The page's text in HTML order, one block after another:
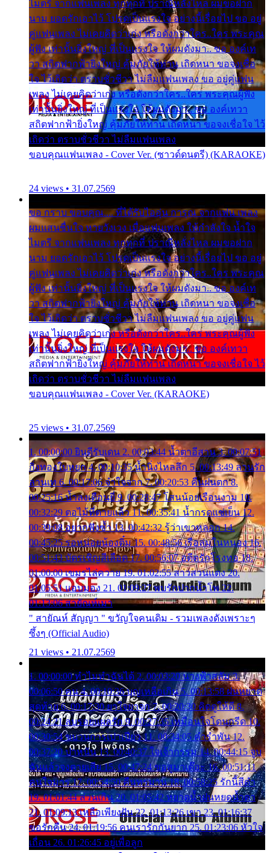
ไมตรี จากแฟนเพลง ทุกทุกที่ ปราณีหลั่งไหล ผมขอฝาก
นาม ยอดรักเอาไว้ โปรดเป็นแรงใจ อย่างนี้เรื่อยไป ขอ อยู่
คู่แฟนเพลง ไม่เคยคิดว่าเก่ง หรือดังกว่าใคร..ใคร พระคุณ
ผู้ฟัง เท่านั้นยิ่งใหญ่ ที่เป็นแรงใจ ให้ผมดังมา.. ขอ องค์เท
วา สถิตฟากฟ้ายิ่งใหญ่ คุ้มภัยให้ท่าน เถิดหนา ขอจงเชื่อ
ใจ ไว้เถิดว่า ตราบชั่วชีวา ไม่ลืมแฟนเพลง ขอ อยู่คู่แฟน
เพลง ไม่เคยคิดว่าเก่ง หรือดังกว่าใคร..ใคร พระคุณผู้ฟัง
เท่านั้นยิ่งใหญ่ ที่เป็นแรงใจ ให้ผมดังมา.. ขอ องค์เทวา
สถิตฟากฟ้ายิ่งใหญ่ คุ้มภัยให้ท่าน เถิดหนา ขอจงเชื่อใจ ไว้
เถิดว่า ตราบชั่วชีวา ไม่ลืมแฟนเพลง
ขอบคุณแฟนเพลง - Cover Ver. (ซาวด์ดนตรี) (KARAOKE)
24 views • 31.07.2569
ขอ กราบ ขอบคุณ.... ที่ได้รับไออุ่น การุณ จากแฟน เพลง
ผมแสนชื่นใจ หายวังเวง เมื่อแฟนเพลง ให้กำลังใจ น้ำใจ
ไมตรี จากแฟนเพลง ทุกทุกที่ ปราณีหลั่งไหล ผมขอฝาก
นาม ยอดรักเอาไว้ โปรดเป็นแรงใจ อย่างนี้เรื่อยไป ขอ อยู่
คู่แฟนเพลง ไม่เคยคิดว่าเก่ง หรือดังกว่าใคร..ใคร พระคุณ
ผู้ฟัง เท่านั้นยิ่งใหญ่ ที่เป็นแรงใจ ให้ผมดังมา.. ขอ องค์เท
วา สถิตฟากฟ้ายิ่งใหญ่ คุ้มภัยให้ท่าน เถิดหนา ขอจงเชื่อ
ใจ ไว้เถิดว่า ตราบชั่วชีวา ไม่ลืมแฟนเพลง ขอ อยู่คู่แฟน
เพลง ไม่เคยคิดว่าเก่ง หรือดังกว่าใคร..ใคร พระคุณผู้ฟัง
เท่านั้นยิ่งใหญ่ ที่เป็นแรงใจ ให้ผมดังมา.. ขอ องค์เทวา
สถิตฟากฟ้ายิ่งใหญ่ คุ้มภัยให้ท่าน เถิดหนา ขอจงเชื่อใจ ไว้
เถิดว่า ตราบชั่วชีวา ไม่ลืมแฟนเพลง
ขอบคุณแฟนเพลง - Cover Ver. (KARAOKE)
25 views • 31.07.2569
1. 00:00:00 ยินดีรับเดน 2. 00:03:44 น้ำตาอีสาน 3. 00:07:51
กิ่งทองใบหยก 4. 00:10:35 น้ำนิ่งไหลลึก 5. 00:13:49 ลานรัก
ลานเท 6. 00:17:06 จำใจจาก 7. 00:20:53 คืนฝนตก 8.
00:25:16 น้ำลงเดือนยี่ 9. 00:28:47 โสนน้อยเรือนงาม 10.
00:32:29 ตอไม้ที่ตายแล้ว 11. 00:35:41 น้ำกรดแช่เย็น 12.
00:39:08 อยากฟังซ้ำ 13. 00:42:32 รู้ว่าเขาหลอก 14.
00:45:25 รอหน่อยน้องติ๋ม 15. 00:48:56 เรือล่มในหนอง 16.
00:51:43 บัตรเชิญสีเลือด 17. 00:56:07 อดีตรักโรงทอ 18.
01:00:00 เขมรไล่ควาย 19. 01:02:55 สาวสวนแตง 20.
01:05:51 แอบมอง 21. 01:09:27 พบรักปากน้ำโพ 22.
01:13:06 สายัณห์เมา
" สายัณห์ สัญญา " ขวัญใจคนเดิม - รวมเพลงดังเพราะๆ
ซึ้งๆ (Official Audio)
21 views • 21.07.2569
1. 00:00:00 ทำไมทำฉันได้ 2. 00:03:20 นางฟ้าสลัม 3.
00:06:50 คน 4. 00:10:36 บุญเหลือเกิน 5. 00:13:58 ฝนหยาด
สุดท้าย 6. 00:17:30 ยาใจยาจก 7. 00:20:30 คิดดูให้ดี 8.
00:24:21 ลบรอยแผลรัก 9. 00:27:35 เหมือนใจโดนกรีด 10.
00:30:54 ขบวนการเปาเปียว 11. 00:34:05 คำรำพัน 12.
00:37:20 ปาหนัน 13. 00:40:37 ใจเจ้ากรรม 14. 00:44:15 จูบ
ฉันแล้วจงตายเสีย 15. 00:47:24 ขอสูมาเต๊อะ 16. 00:51:11
คนใจมาร 17. 00:54:50 คืนทรมาน 18. 00:58:25 รักนี้สีดำ
19. 01:01:44 ส่วนเกิน 20. 01:05:42 หยาดน้ำฝนหยดน้ำตา
21. 01:09:13 เหลือเพียงฝัน 22. 01:13:26 เขา 23. 01:16:37
ขอรักคืน 24. 01:19:56 คนเรารักกันยาก 25. 01:23:06 หัวใจ
เถื่อน 26. 01:26:45 อยู่เพื่อลูก